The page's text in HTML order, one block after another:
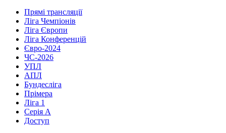
Прямі трансляції
Ліга Чемпіонів
Ліга Європи
Ліга Конференцій
Євро-2024
ЧС-2026
УПЛ
АПЛ
Бундесліга
Прімера
Ліга 1
Серія А
Доступ